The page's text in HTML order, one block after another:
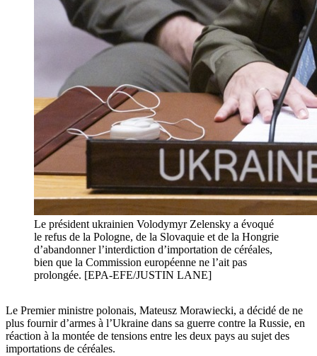
Le président ukrainien Volodymyr Zelensky a évoqué
le refus de la Pologne, de la Slovaquie et de la Hongrie
d’abandonner l’interdiction d’importation de céréales,
bien que la Commission européenne ne l’ait pas
prolongée. [EPA-EFE/JUSTIN LANE]
Le Premier ministre polonais, Mateusz Morawiecki, a décidé de ne
plus fournir d’armes à l’Ukraine dans sa guerre contre la Russie, en
réaction à la montée de tensions entre les deux pays au sujet des
importations de céréales.